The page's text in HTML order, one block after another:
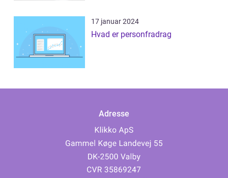
17 januar 2024
Hvad er personfradrag
Adresse